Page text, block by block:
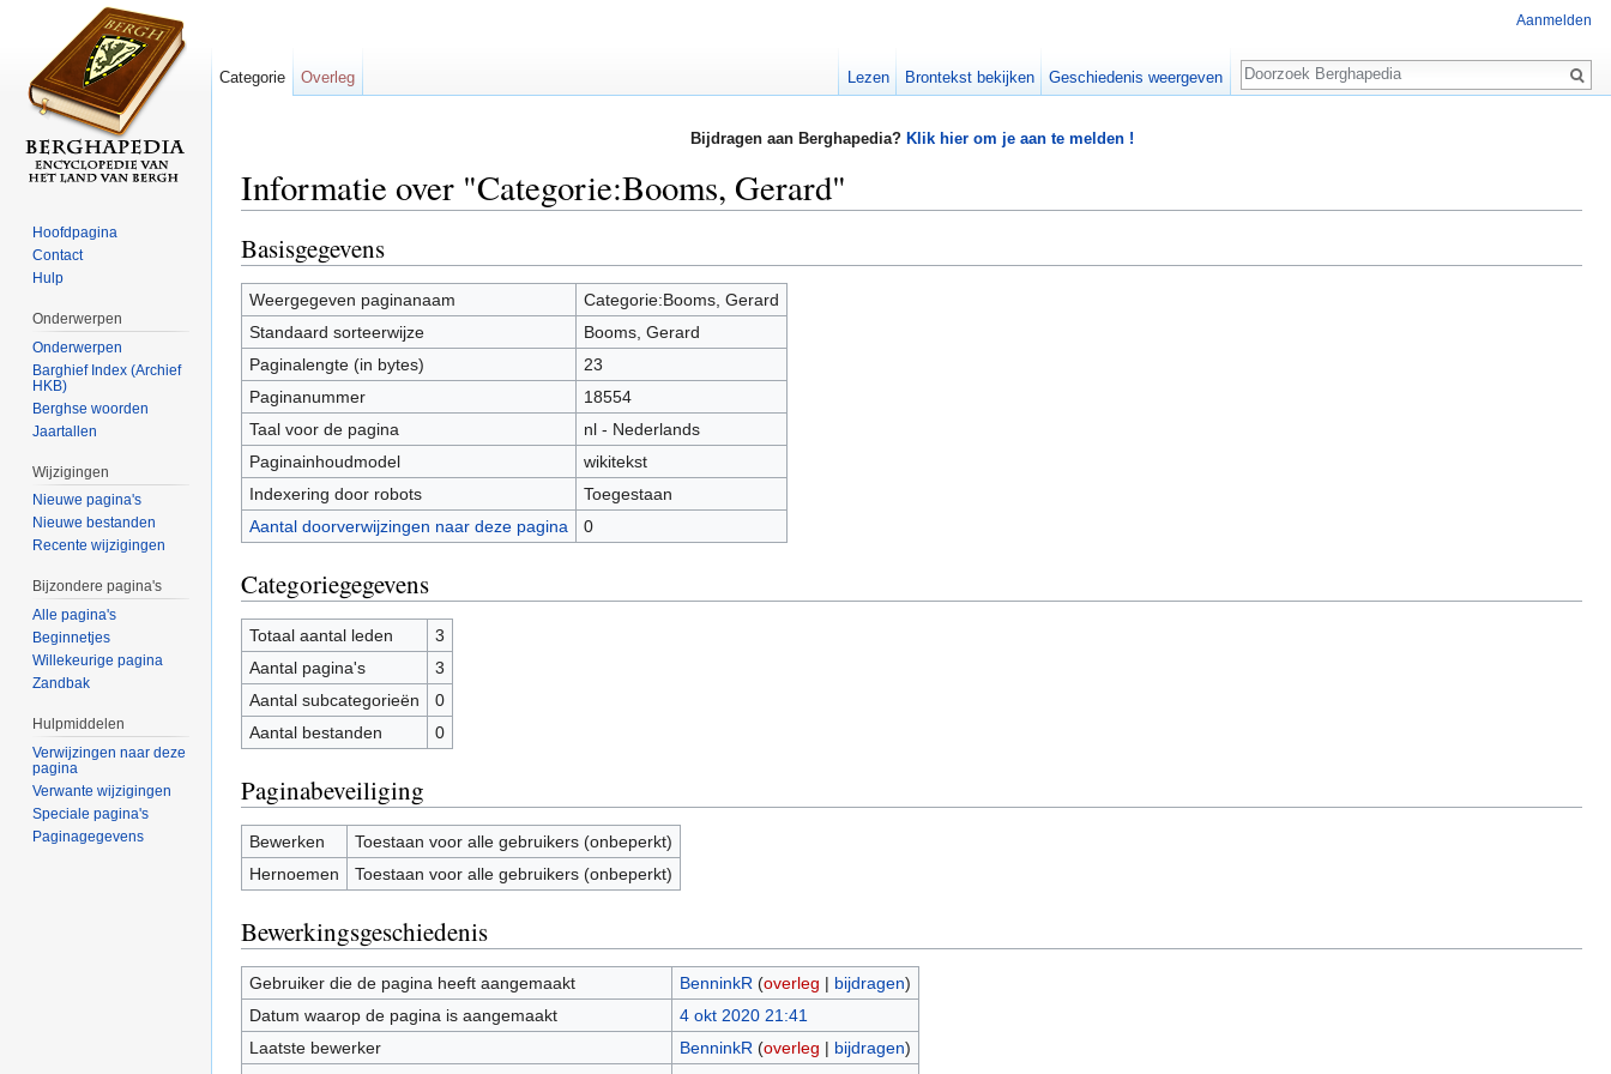
Bijdragen aan Berghapedia? Klik hier om je aan te melden !
Informatie over "Categorie:Booms, Gerard"
Basisgegevens
Weergegeven paginanaam
Categorie:Booms, Gerard
Standaard sorteerwijze
Booms, Gerard
Paginalengte (in bytes)
23
Paginanummer
18554
Taal voor de pagina
nl - Nederlands
Paginainhoudmodel
wikitekst
Indexering door robots
Toegestaan
Aantal doorverwijzingen naar deze pagina
0
Categoriegegevens
Totaal aantal leden
3
Aantal pagina's
3
Aantal subcategorieën
0
Aantal bestanden
0
Paginabeveiliging
Bewerken
Toestaan voor alle gebruikers (onbeperkt)
Hernoemen
Toestaan voor alle gebruikers (onbeperkt)
Bewerkingsgeschiedenis
Gebruiker die de pagina heeft aangemaakt BenninkR (overleg | bijdragen)
Datum waarop de pagina is aangemaakt
4 okt 2020 21:41
Laatste bewerker
BenninkR (overleg | bijdragen)
Aanmelden
Categorie Overleg Lezen Brontekst bekijken Geschiedenis weergeven
Zoeken
Hoofdpagina
Contact
Hulp
Onderwerpen
Onderwerpen
Barghief Index (Archief
HKB)
Berghse woorden
Jaartallen
Wijzigingen
Nieuwe pagina's
Nieuwe bestanden
Recente wijzigingen
Bijzondere pagina's
Alle pagina's
Beginnetjes
Willekeurige pagina
Zandbak
Hulpmiddelen
Verwijzingen naar deze
pagina
Verwante wijzigingen
Speciale pagina's
Paginagegevens